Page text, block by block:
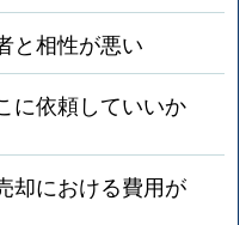
と相性が悪い
に依頼していいか
却における費用が